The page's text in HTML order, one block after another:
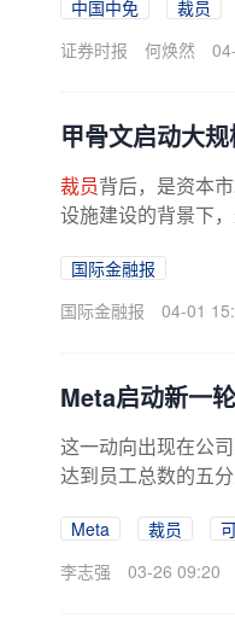
中国中免 裁员
证券时报
何焕然
甲骨文启动大
裁员背后，是资本
设施建设的背景下
国际金融报
国际金融报
04-01
Meta启动新一轮
这一动向出现在公
达到员工总数的五
Meta 裁员
李志强
03-26 09:20